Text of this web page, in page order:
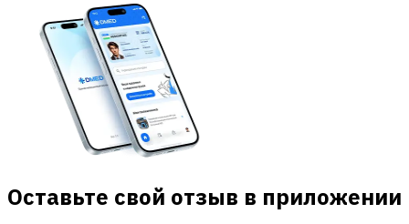
Оставьте свой отзыв в приложении